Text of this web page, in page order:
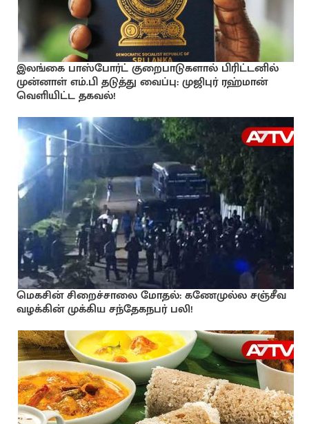
இலங்கை பாஸ்போர்ட் குறைபாடுகளால் பிரிட்டனில்
முன்னாள் எம்.பி தடுத்து வைப்பு: முஜிபுர் ரஹ்மான்
வெளியிட்ட தகவல்!
மெகசின் சிறைச்சாலை மோதல்: கணேமுல்ல சஞ்சீவ
வழக்கின் முக்கிய சந்தேகநபர் பலி!